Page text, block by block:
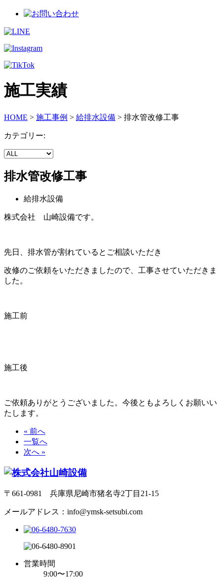
施工実績
HOME > 施工事例 > 給排水設備 > 排水管改修工事
カテゴリー:
排水管改修工事
給排水設備
株式会社 山崎設備です。
先日、排水管が割れているとご相談いただき
改修のご依頼をいただきましたので、工事させていただきま
した。
施工前
施工後
ご依頼ありがとうございました。今後ともよろしくお願いい
たします。
« 前へ
一覧へ
次へ »
〒661-0981 兵庫県尼崎市猪名寺2丁目21-15
メールアドレス：info@ymsk-setsubi.com
営業時間
9:00〜17:00